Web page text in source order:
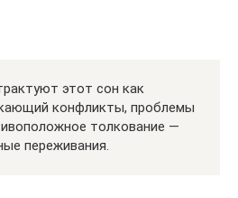
этот сон как
конфликты, проблемы
толкование —
переживания.